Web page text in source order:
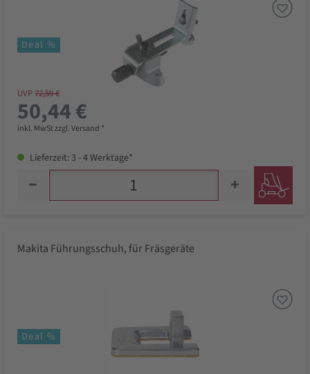
Deal %
UVP72,59 €
50,44 €
inkl. MwSt zzgl. Versand *
Lieferzeit: 3 - 4 Werktage*
Makita Führungsschuh, für Fräsgeräte
Deal %